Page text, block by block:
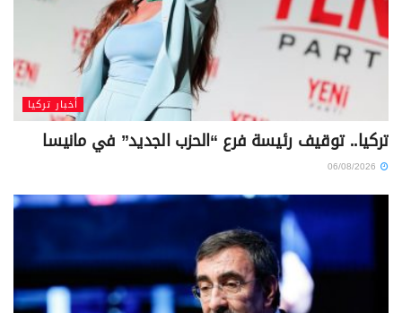
أخبار تركيا
تركيا.. توقيف رئيسة فرع “الحزب الجديد” في مانيسا